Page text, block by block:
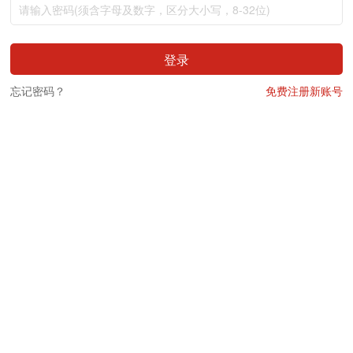
登录
忘记密码？ 免费注册新账号